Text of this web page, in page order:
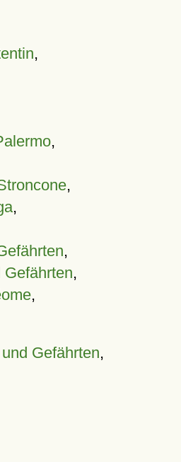
,
,
,
,
,
Gefährten,
,
Gefährten,